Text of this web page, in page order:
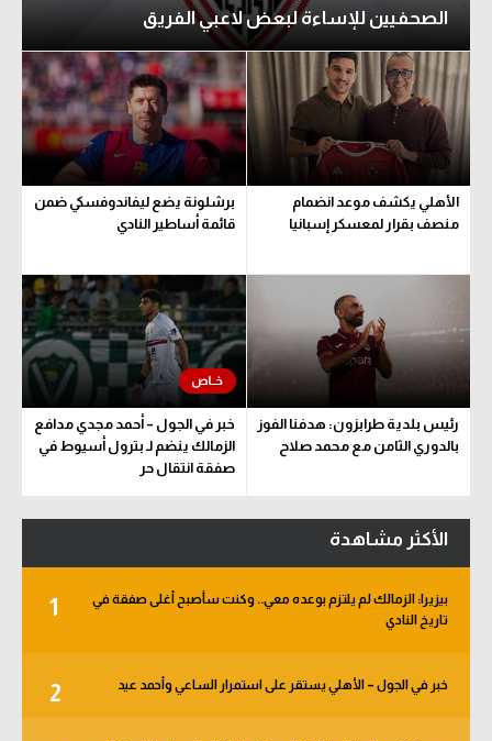
الصحفيين للإساءة لبعض لاعبي الفريق
الأهلي يكشف موعد انضمام
منصف بقرار لمعسكر إسبانيا
برشلونة يضع ليفاندوفسكي ضمن
قائمة أساطير النادي
رئيس بلدية طرابزون: هدفنا الفوز
بالدوري الثامن مع محمد صلاح
خبر في الجول – أحمد مجدي مدافع
الزمالك ينضم لـ بترول أسيوط في
صفقة انتقال حر
الأكثر مشاهدة
1
بيزيرا: الزمالك لم يلتزم بوعده معي.. وكنت سأصبح أغلى صفقة في
تاريخ النادي
2 خبر في الجول – الأهلي يستقر على استمرار الساعي وأحمد عيد